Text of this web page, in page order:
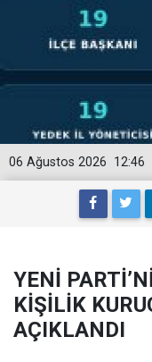
12:46
06 Ağustos 2026
YENİ
KİŞİLİK
AÇIKLANDI